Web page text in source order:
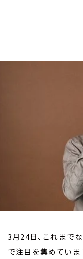
3月24日、これまで
で注目を集めていま